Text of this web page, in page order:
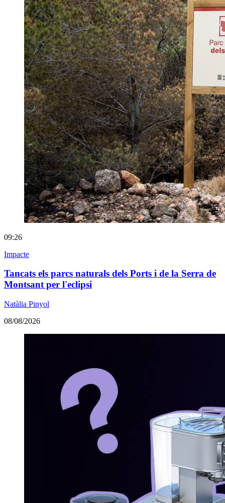
09:26
Impacte
Tancats els parcs naturals dels Ports i de la Serra de
Montsant per l'eclipsi
Natàlia Pinyol
08/08/2026